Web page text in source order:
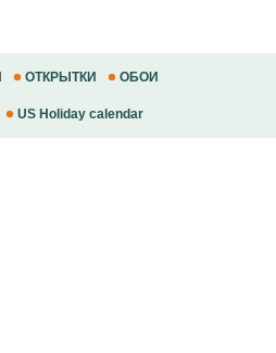
ОТКРЫТКИ ОБОИ
US Holiday calendar